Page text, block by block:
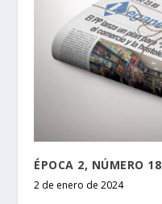
ÉPOCA 2, NÚMERO 18
2 de enero de 2024